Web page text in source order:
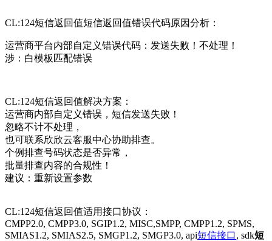
CL:124短信返回值短信返回值错误代码原因分析：
运营商平台内部自定义错误代码：发送失败！不处理！
涉：白模板匹配错误
CL:124短信返回值解决方案：
运营商内部自定义错误，短信发送失败！
忽略不计不处理，
也可联系欣欣云客服中心协助排查。
个例排查号码状态是否异常，
批量排查内容的合规性！
建议：重新设置参数
CL:124短信返回值适用接口协议：
CMPP2.0, CMPP3.0, SGIP1.2, MISC,SMPP, CMPP1.2, SPMS,
SMIAS1.2, SMIAS2.5, SMGP1.2, SMGP3.0, api短信接口, sdk短